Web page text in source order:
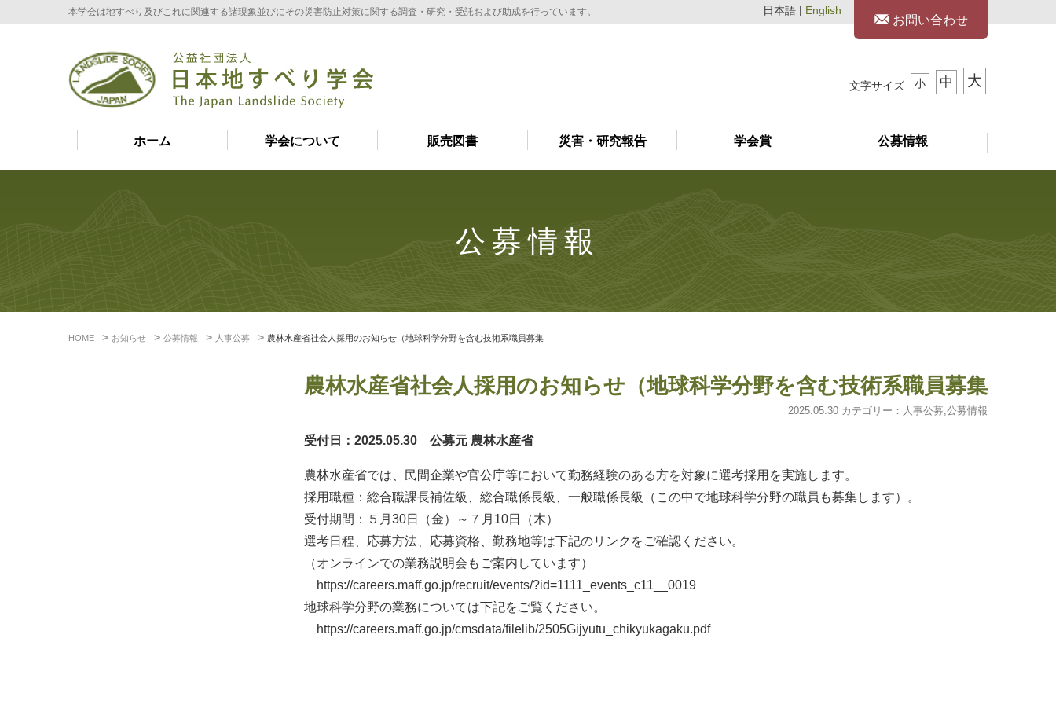
本学会は地すべり及びこれに関連する諸現象並びにその災害防止対策に関する調査・研究・受託および助成を行っています。
お問い合わせ
日本語 | English
文字サイズ 小 中 大
ホーム 学会について 販売図書 災害・研究報告 学会賞 公募情報
公募情報
HOME お知らせ 公募情報 人事公募 農林水産省社会人採用のお知らせ（地球科学分野を含む技術系職員募集
農林水産省社会人採用のお知らせ（地球科学分野を含む技術系職員募集
2025.05.30 カテゴリー： 人事公募,公募情報
受付日：2025.05.30 公募元 農林水産省
農林水産省では、民間企業や官公庁等において勤務経験のある方を対象に選考採用を実施します。
採用職種：総合職課長補佐級、総合職係長級、一般職係長級（この中で地球科学分野の職員も募集します）。
受付期間：５月30日（金）～７月10日（木）
選考日程、応募方法、応募資格、勤務地等は下記のリンクをご確認ください。
（オンラインでの業務説明会もご案内しています）
https://careers.maff.go.jp/recruit/events/?id=1111_events_c11__0019
地球科学分野の業務については下記をご覧ください。
https://careers.maff.go.jp/cmsdata/filelib/2505Gijyutu_chikyukagaku.pdf